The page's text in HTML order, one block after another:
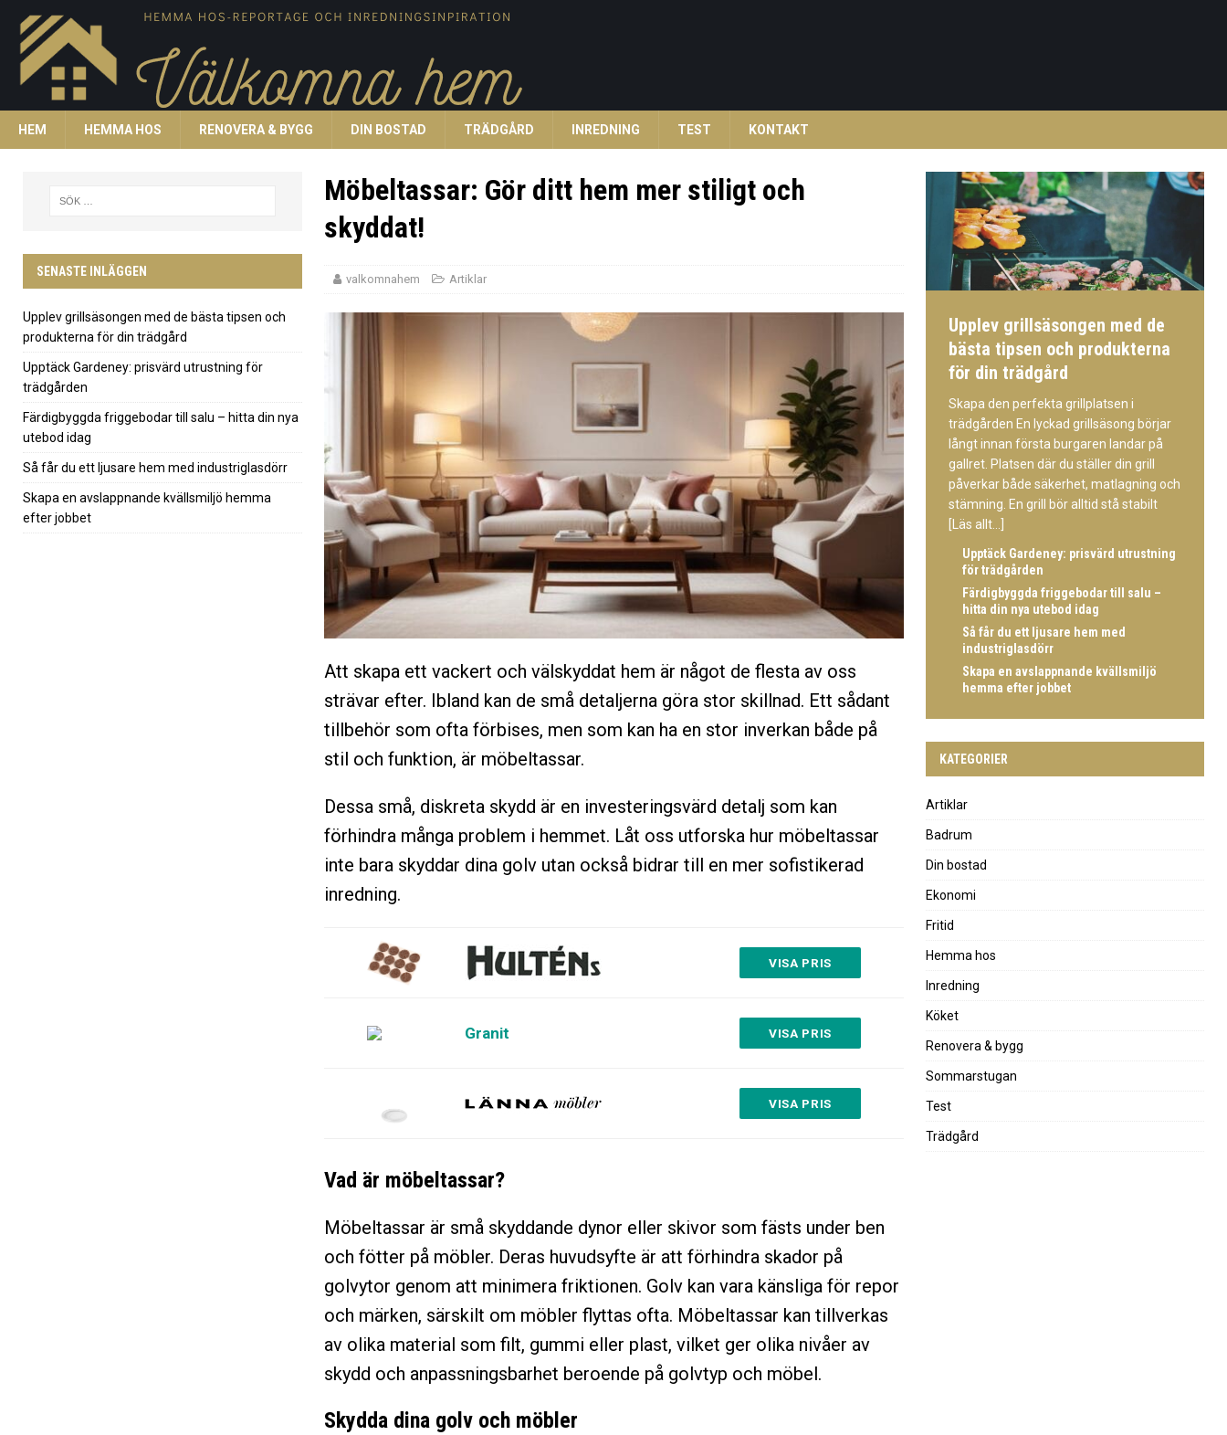
HEM HEMMA HOS RENOVERA & BYGG DIN BOSTAD TRÄDGÅRD INREDNING TEST KONTAKT
Möbeltassar: Gör ditt hem mer stiligt och
skyddat!
valkomnahem Artiklar
Att skapa ett vackert och välskyddat hem är något de flesta av oss
strävar efter. Ibland kan de små detaljerna göra stor skillnad. Ett sådant
tillbehör som ofta förbises, men som kan ha en stor inverkan både på
stil och funktion, är möbeltassar.
Dessa små, diskreta skydd är en investeringsvärd detalj som kan
förhindra många problem i hemmet. Låt oss utforska hur möbeltassar
inte bara skyddar dina golv utan också bidrar till en mer sofistikerad
inredning.
VISA PRIS
Granit VISA PRIS
VISA PRIS
Vad är möbeltassar?
Möbeltassar är små skyddande dynor eller skivor som fästs under ben
och fötter på möbler. Deras huvudsyfte är att förhindra skador på
golvytor genom att minimera friktionen. Golv kan vara känsliga för repor
och märken, särskilt om möbler flyttas ofta. Möbeltassar kan tillverkas
av olika material som filt, gummi eller plast, vilket ger olika nivåer av
skydd och anpassningsbarhet beroende på golvtyp och möbel.
Skydda dina golv och möbler
SENASTE INLÄGGEN
Upplev grillsäsongen med de bästa tipsen och
produkterna för din trädgård
Upptäck Gardeney: prisvärd utrustning för
trädgården
Färdigbyggda friggebodar till salu – hitta din nya
utebod idag
Så får du ett ljusare hem med industriglasdörr
Skapa en avslappnande kvällsmiljö hemma
efter jobbet
Upplev grillsäsongen med de
bästa tipsen och produkterna
för din trädgård
Skapa den perfekta grillplatsen i
trädgården En lyckad grillsäsong börjar
långt innan första burgaren landar på
gallret. Platsen där du ställer din grill
påverkar både säkerhet, matlagning och
stämning. En grill bör alltid stå stabilt
[Läs allt...]
Upptäck Gardeney: prisvärd utrustning
för trädgården
Färdigbyggda friggebodar till salu –
hitta din nya utebod idag
Så får du ett ljusare hem med
industriglasdörr
Skapa en avslappnande kvällsmiljö
hemma efter jobbet
KATEGORIER
Artiklar
Badrum
Din bostad
Ekonomi
Fritid
Hemma hos
Inredning
Köket
Renovera & bygg
Sommarstugan
Test
Trädgård